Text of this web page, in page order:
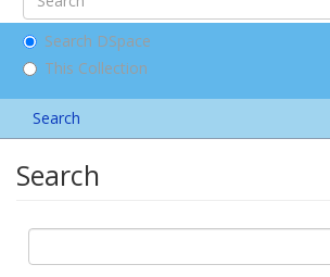
Search DSpace
This Collection
Search
Search